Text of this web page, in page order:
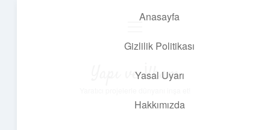
Anasayfa
Gizlilik Politikası
Yasal Uyarı
Hakkımızda
Yapı ve İlham